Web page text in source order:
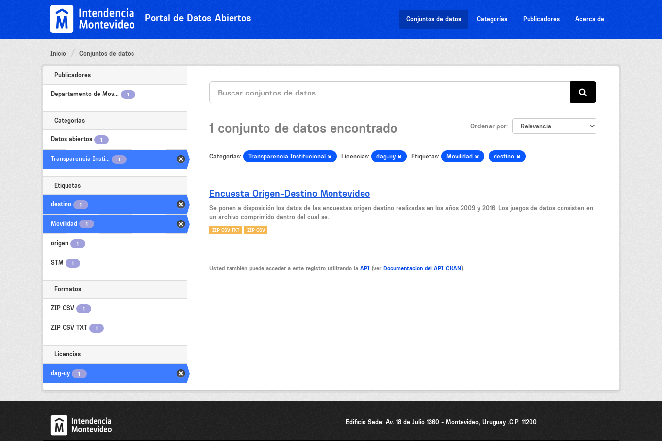
Portal de Datos Abiertos Conjuntos de datos Categorías Publicadores Acerca de
Inicio Conjuntos de datos
Publicadores
Departamento de Mov... 1
Categorías
Datos abiertos 1
Transparencia Insti... 1
Etiquetas
destino 1
Movilidad 1
origen 1
STM 1
Formatos
ZIP CSV 1
ZIP CSV TXT 1
Licencias
dag-uy 1
Ordenar por
1 conjunto de datos encontrado
Categorías: Transparencia Institucional Licencias: dag-uy Etiquetas: Movilidad destino
Encuesta Origen-Destino Montevideo
Se ponen a disposición los datos de las encuestas origen destino realizadas en los años 2009 y 2016. Los juegos de datos consisten en
un archivo comprimido dentro del cual se...
ZIP CSV TXT ZIP CSV
Usted también puede acceder a este registro utilizando la API (ver Documentacion del API CKAN).
Edificio Sede: Av. 18 de Julio 1360 - Montevideo, Uruguay .C.P. 11200